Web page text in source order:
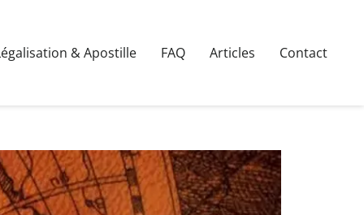
& Apostille FAQ Articles Contact